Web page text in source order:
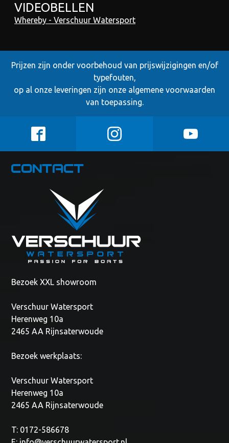
VIDEOBELLEN
Whereby - Verschuur Watersport
Prijzen zijn onder voorbehoud van prijswijzigingen en/of
typefouten,
op al onze leveringen zijn onze algemene voorwaarden
van toepassing.
Contact
Bezoek XXL showroom
Verschuur Watersport
Herenweg 10a
2465 AA Rijnsaterwoude
Bezoek werkplaats:
Verschuur Watersport
Herenweg 10a
2465 AA Rijnsaterwoude
T: 0172-586678